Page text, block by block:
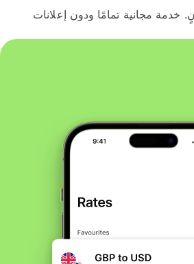
خدمة مجانية تمامًا ودون إعلانات